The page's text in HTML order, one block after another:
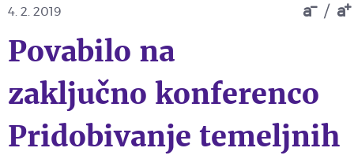
a / a
4. 2. 2019
Povabilo na
zaključno konferenco
Pridobivanje temeljnih